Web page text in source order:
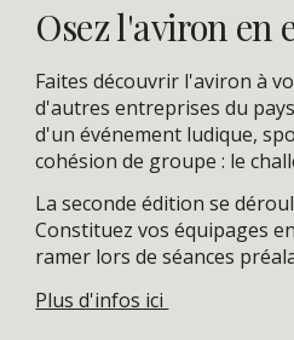
Osez l'aviron en
Faites découvrir l'aviron à
d'autres entreprises du
d'un événement ludique,
cohésion de groupe : le
Lasecondeédition se
Constituez vos équipages
ramer lors de séances
Plus d'infos ici